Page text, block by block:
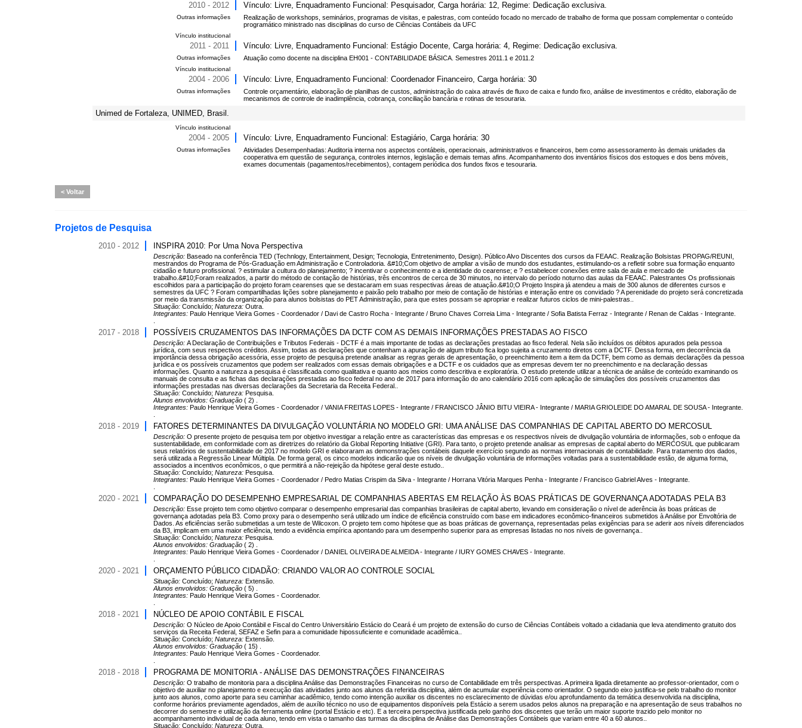
2010 - 2012 Vínculo: Livre, Enquadramento Funcional: Pesquisador, Carga horária: 12, Regime: Dedicação exclusiva.
Outras informações
Realização de workshops, seminários, programas de visitas, e palestras, com conteúdo focado no mercado de trabalho de forma que possam complementar o conteúdo
programático ministrado nas disciplinas do curso de Ciências Contábeis da UFC
Vínculo institucional
2011 - 2011 Vínculo: Livre, Enquadramento Funcional: Estágio Docente, Carga horária: 4, Regime: Dedicação exclusiva.
Outras informações Atuação como docente na disciplina EH001 - CONTABILIDADE BÁSICA. Semestres 2011.1 e 2011.2
Vínculo institucional
2004 - 2006 Vínculo: Livre, Enquadramento Funcional: Coordenador Financeiro, Carga horária: 30
Outras informações
Controle orçamentário, elaboração de planilhas de custos, administração do caixa através de fluxo de caixa e fundo fixo, análise de investimentos e crédito, elaboração de
mecanismos de controle de inadimplência, cobrança, conciliação bancária e rotinas de tesouraria.
Unimed de Fortaleza, UNIMED, Brasil.
Vínculo institucional
2004 - 2005 Vínculo: Livre, Enquadramento Funcional: Estagiário, Carga horária: 30
Outras informações
Atividades Desempenhadas: Auditoria interna nos aspectos contábeis, operacionais, administrativos e financeiros, bem como assessoramento às demais unidades da
cooperativa em questão de segurança, controles internos, legislação e demais temas afins. Acompanhamento dos inventários físicos dos estoques e dos bens móveis,
exames documentais (pagamentos/recebimentos), contagem periódica dos fundos fixos e tesouraria.
Voltar
Projetos de Pesquisa
2010 - 2012 INSPIRA 2010: Por Uma Nova Perspectiva
Descrição: Baseado na conferência TED (Technlogy, Entertainment, Design; Tecnologia, Entretenimento, Design). Público Alvo Discentes dos cursos da FEAAC. Realização Bolsistas PROPAG/REUNI,
mestrandos do Programa de Pós-Graduação em Administração e Controladoria. &#10;Com objetivo de ampliar a visão de mundo dos estudantes, estimulando-os a refletir sobre sua formação enquanto
cidadão e futuro profissional. ? estimular a cultura do planejamento; ? incentivar o conhecimento e a identidade do cearense; e ? estabelecer conexões entre sala de aula e mercado de
trabalho.&#10;Foram realizados, a partir do método de contação de histórias, três encontros de cerca de 30 minutos, no intervalo do período noturno das aulas da FEAAC. Palestrantes Os profissionais
escolhidos para a participação do projeto foram cearenses que se destacaram em suas respectivas áreas de atuação.&#10;O Projeto Inspira já atendeu a mais de 300 alunos de diferentes cursos e
semestres da UFC ? Foram compartilhadas lições sobre planejamento e paixão pelo trabalho por meio de contação de histórias e interação entre os convidado ? A perenidade do projeto será concretizada
por meio da transmissão da organização para alunos bolsistas do PET Administração, para que estes possam se apropriar e realizar futuros ciclos de mini-palestras..
Situação: Concluído; Natureza: Outra.
Integrantes: Paulo Henrique Vieira Gomes - Coordenador / Davi de Castro Rocha - Integrante / Bruno Chaves Correia Lima - Integrante / Sofia Batista Ferraz - Integrante / Renan de Caldas - Integrante.
2017 - 2018 POSSÍVEIS CRUZAMENTOS DAS INFORMAÇÕES DA DCTF COM AS DEMAIS INFORMAÇÕES PRESTADAS AO FISCO
Descrição: A Declaração de Contribuições e Tributos Federais - DCTF é a mais importante de todas as declarações prestadas ao fisco federal. Nela são incluídos os débitos apurados pela pessoa
jurídica, com seus respectivos créditos. Assim, todas as declarações que contenham a apuração de algum tributo fica logo sujeita a cruzamento diretos com a DCTF. Dessa forma, em decorrência da
importância dessa obrigação acessória, esse projeto de pesquisa pretende analisar as regras gerais de apresentação, o preenchimento item a item da DCTF, bem como as demais declarações da pessoa
jurídica e os possíveis cruzamentos que podem ser realizados com essas demais obrigações e a DCTF e os cuidados que as empresas devem ter no preenchimento e na declaração dessas
informações. Quanto a natureza a pesquisa é classificada como qualitativa e quanto aos meios como descritiva e exploratória. O estudo pretende utilizar a técnica de análise de conteúdo examinando os
manuais de consulta e as fichas das declarações prestadas ao fisco federal no ano de 2017 para informação do ano calendário 2016 com aplicação de simulações dos possíveis cruzamentos das
informações prestadas nas diversas declarações da Secretaria da Receita Federal..
Situação: Concluído; Natureza: Pesquisa.
Alunos envolvidos: Graduação ( 2) .
Integrantes: Paulo Henrique Vieira Gomes - Coordenador / VANIA FREITAS LOPES - Integrante / FRANCISCO JÂNIO BITU VIEIRA - Integrante / MARIA GRIOLEIDE DO AMARAL DE SOUSA - Integrante.
2018 - 2019 FATORES DETERMINANTES DA DIVULGAÇÃO VOLUNTÁRIA NO MODELO GRI: UMA ANÁLISE DAS COMPANHIAS DE CAPITAL ABERTO DO MERCOSUL
Descrição: O presente projeto de pesquisa tem por objetivo investigar a relação entre as características das empresas e os respectivos níveis de divulgação voluntária de informações, sob o enfoque da
sustentabilidade, em conformidade com as diretrizes do relatório da Global Reporting Initiative (GRI). Para tanto, o projeto pretende analisar as empresas de capital aberto do MERCOSUL que publicaram
seus relatórios de sustentabilidade de 2017 no modelo GRI e elaboraram as demonstrações contábeis daquele exercício segundo as normas internacionais de contabilidade. Para tratamento dos dados,
será utilizada a Regressão Linear Múltipla. De forma geral, os cinco modelos indicarão que os níveis de divulgação voluntária de informações voltadas para a sustentabilidade estão, de alguma forma,
associados a incentivos econômicos, o que permitirá a não-rejeição da hipótese geral deste estudo..
Situação: Concluído; Natureza: Pesquisa.
Integrantes: Paulo Henrique Vieira Gomes - Coordenador / Pedro Matias Crispim da Silva - Integrante / Horrana Vitória Marques Penha - Integrante / Francisco Gabriel Alves - Integrante.
2020 - 2021 COMPARAÇÃO DO DESEMPENHO EMPRESARIAL DE COMPANHIAS ABERTAS EM RELAÇÃO ÀS BOAS PRÁTICAS DE GOVERNANÇA ADOTADAS PELA B3
Descrição: Esse projeto tem como objetivo comparar o desempenho empresarial das companhias brasileiras de capital aberto, levando em consideração o nível de aderência às boas práticas de
governança adotadas pela B3. Como proxy para o desempenho será utilizado um índice de eficiência construído com base em indicadores econômico-financeiros submetidos à Análise por Envoltória de
Dados. As eficiências serão submetidas a um teste de Wilcoxon. O projeto tem como hipótese que as boas práticas de governança, representadas pelas exigências para se aderir aos níveis diferenciados
da B3, implicam em uma maior eficiência, tendo a evidência empírica apontando para um desempenho superior para as empresas listadas no nos níveis de governança..
Situação: Concluído; Natureza: Pesquisa.
Alunos envolvidos: Graduação ( 2) .
Integrantes: Paulo Henrique Vieira Gomes - Coordenador / DANIEL OLIVEIRA DE ALMEIDA - Integrante / IURY GOMES CHAVES - Integrante.
2020 - 2021 ORÇAMENTO PÚBLICO CIDADÃO: CRIANDO VALOR AO CONTROLE SOCIAL
Situação: Concluído; Natureza: Extensão.
Alunos envolvidos: Graduação ( 5) .
Integrantes: Paulo Henrique Vieira Gomes - Coordenador.
2018 - 2021 NÚCLEO DE APOIO CONTÁBIL E FISCAL
Descrição: O Núcleo de Apoio Contábil e Fiscal do Centro Universitário Estácio do Ceará é um projeto de extensão do curso de Ciências Contábeis voltado a cidadania que leva atendimento gratuito dos
serviços da Receita Federal, SEFAZ e Sefin para a comunidade hipossuficiente e comunidade acadêmica..
Situação: Concluído; Natureza: Extensão.
Alunos envolvidos: Graduação ( 15) .
Integrantes: Paulo Henrique Vieira Gomes - Coordenador.
2018 - 2018 PROGRAMA DE MONITORIA - ANÁLISE DAS DEMONSTRAÇÕES FINANCEIRAS
Descrição: O trabalho de monitoria para a disciplina Análise das Demonstrações Financeiras no curso de Contabilidade em três perspectivas. A primeira ligada diretamente ao professor-orientador, com o
objetivo de auxiliar no planejamento e execução das atividades junto aos alunos da referida disciplina, além de acumular experiência como orientador. O segundo eixo justifica-se pelo trabalho do monitor
junto aos alunos, como aporte para seu caminhar acadêmico, tendo como intenção auxiliar os discentes no esclarecimento de dúvidas e/ou aprofundamento da temática desenvolvida na disciplina,
conforme horários previamente agendados, além de auxílio técnico no uso de equipamentos disponíveis pela Estácio a serem usados pelos alunos na preparação e na apresentação de seus trabalhos no
decorrer do semestre e utilização da ferramenta online (portal Estácio e etc). E a terceira perspectiva justificada pelo ganho dos discentes que terão um maior suporte trazido pelo monitor no
acompanhamento individual de cada aluno, tendo em vista o tamanho das turmas da disciplina de Análise das Demonstrações Contábeis que variam entre 40 a 60 alunos..
Situação: Concluído; Natureza: Outra.